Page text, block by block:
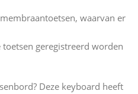
waarvan er
geregistreerd worden
Deze keyboard heeft